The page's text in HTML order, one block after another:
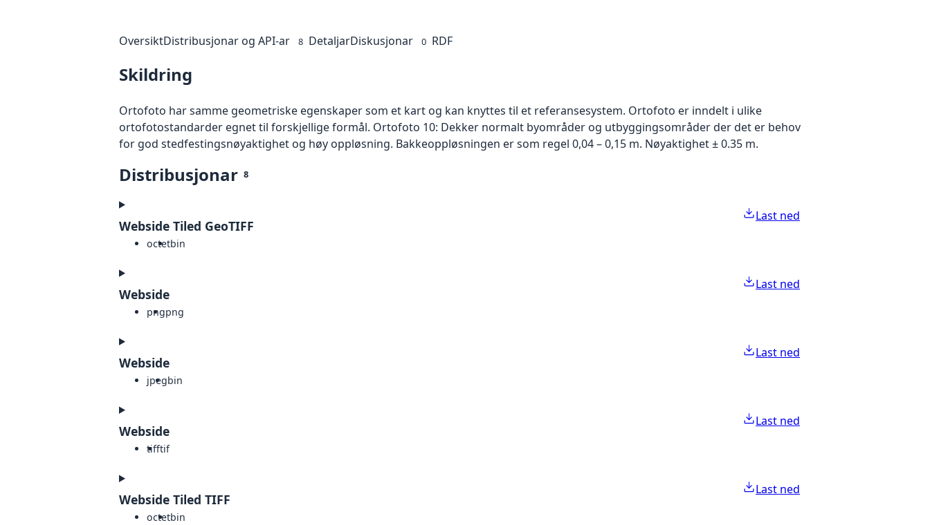
OversiktDistribusjonar og API-ar 8 DetaljarDiskusjonar 0 RDF
Skildring
Ortofoto har samme geometriske egenskaper som et kart og kan knyttes til et referansesystem. Ortofoto er inndelt i ulike
ortofotostandarder egnet til forskjellige formål. Ortofoto 10: Dekker normalt byområder og utbyggingsområder der det er behov
for god stedfestingsnøyaktighet og høy oppløsning. Bakkeoppløsningen er som regel 0,04 – 0,15 m. Nøyaktighet ± 0.35 m.
Distribusjonar 8
Webside Tiled GeoTIFF
octetbin
Last ned
Webside
pngpng
Last ned
Webside
jpegbin
Last ned
Webside
tifftif
Last ned
Webside Tiled TIFF
octetbin
Last ned